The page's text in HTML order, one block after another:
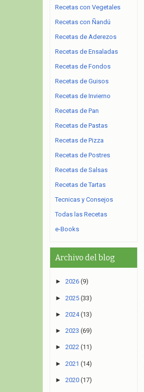
Recetas con Vegetales
Recetas con Ñandú
Recetas de Aderezos
Recetas de Ensaladas
Recetas de Fondos
Recetas de Guisos
Recetas de Invierno
Recetas de Pan
Recetas de Pastas
Recetas de Pizza
Recetas de Postres
Recetas de Salsas
Recetas de Tartas
Tecnicas y Consejos
Todas las Recetas
e-Books
Archivo del blog
► 2026 (9)
► 2025 (33)
► 2024 (13)
► 2023 (69)
► 2022 (11)
► 2021 (14)
► 2020 (17)